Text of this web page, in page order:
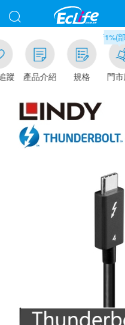
蹤 產品介紹 規格
滿千元門市取貨現折1%(部
門